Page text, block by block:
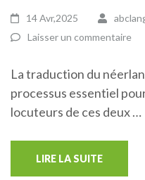
14 Avr,2025
Laisser un commentaire
La traduction du
processus essentiel
locuteurs de ces deux …
LIRE LA SUITE